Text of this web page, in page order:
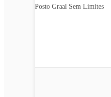
Posto Graal Sem Limites